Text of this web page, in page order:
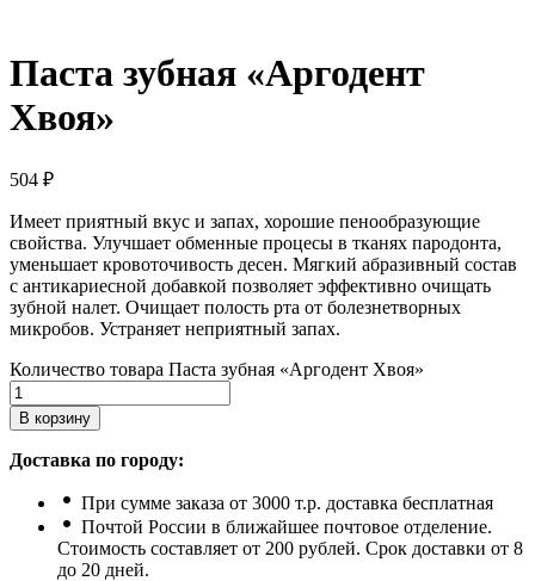
Паста зубная «Аргодент
Хвоя»
504 ₽
Имеет приятный вкус и запах, хорошие пенообразующие
свойства. Улучшает обменные процесы в тканях пародонта,
уменьшает кровоточивость десен. Мягкий абразивный состав
с антикариесной добавкой позволяет эффективно очищать
зубной налет. Очищает полость рта от болезнетворных
микробов. Устраняет неприятный запах.
Количество товара Паста зубная «Аргодент Хвоя»
В корзину
Доставка по городу:
При сумме заказа от 3000 т.р. доставка бесплатная
Почтой России в ближайшее почтовое отделение.
Стоимость составляет от 200 рублей. Срок доставки от 8
до 20 дней.